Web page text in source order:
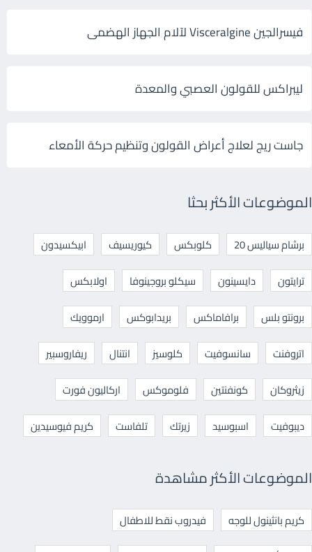
فيسرالجين Visceralgine لآلام الجهاز الهضمى
ليبراكس للقولون العصبي والمعدة
جاست ريج لعلاج أعراض القولون وتنظيم حركة الأمعاء
الموضوعات الأكثر بحثا
برشام سياليس 20 كلوبكس كيوريسيف
ابيكسيدون
ترايتون
دايسينون سيكلو بروجينوفا
اولابكس
برونتو بلس
برافاماكس بريدابوكس
ارموويك
اتروفنت
سانسوفيت كلوسيز انتنال
ريفاروسبير
زيثروكان
كونفنتين فلوموكس
اركاليون فورت
ديبوفيت
اسبوسيد زيرتك تلفاست كريم فيوسيدين
الموضوعات الأكثر مشاهدة
كريم بانثينول للوجه
فيدروب نقط للاطفال